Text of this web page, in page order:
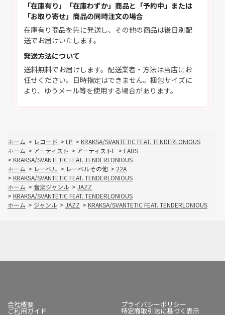
「在庫有り」「在庫わずか」商品と「予約中」または
「お取り寄せ」商品の同時注文の場合
在庫有り商品を先に発送し、その他の商品は後日別配
送でお届けいたします。
発送方法について
送料無料でお届けします。配送業者・方法は当店にお
任せください。日時指定はできません。梱包サイズに
より、ゆうメール等を使用する場合があります。
ホーム > レコード > LP > KRAKSA/SVANTETIC FEAT. TENDERLONIOUS
ホーム > アーティスト > アーティストE > EABS
> KRAKSA/SVANTETIC FEAT. TENDERLONIOUS
ホーム > レーベル > レーベルその他 > 22A
> KRAKSA/SVANTETIC FEAT. TENDERLONIOUS
ホーム > 音楽ジャンル > JAZZ
> KRAKSA/SVANTETIC FEAT. TENDERLONIOUS
ホーム > ジャンル > JAZZ > KRAKSA/SVANTETIC FEAT. TENDERLONIOUS
会社概要 プライバシーポリシー
ご利用ガイド 特定商取引法に基づく表示